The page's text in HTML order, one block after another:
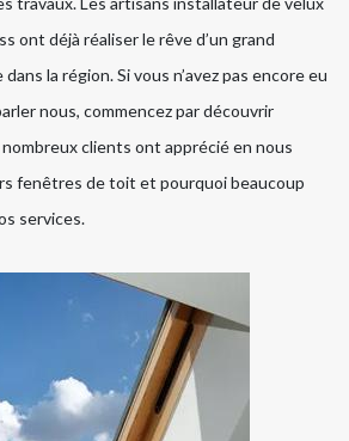
ont déjà réaliser le rêve d’un grand
la région. Si vous n’avez pas encore eu
nous, commencez par découvrir
nombreux clients ont apprécié en nous
fenêtres de toit et pourquoi beaucoup
services.